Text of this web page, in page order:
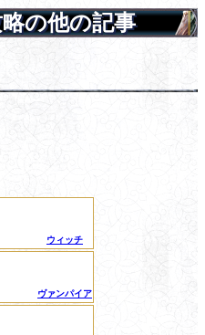
の他の記事
ウィッチ
ヴァンパイア